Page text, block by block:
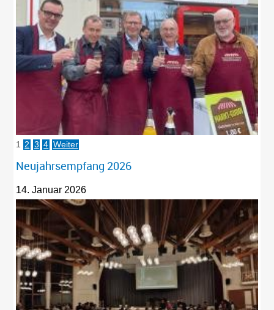
1 2 3 4 Weiter
Neujahrsempfang 2026
14. Januar 2026